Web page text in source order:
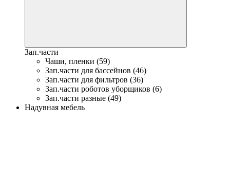
Зап.части
Чаши, пленки (59)
Зап.части для бассейнов (46)
Зап.части для фильтров (36)
Зап.части роботов уборщиков (6)
Зап.части разные (49)
Надувная мебель